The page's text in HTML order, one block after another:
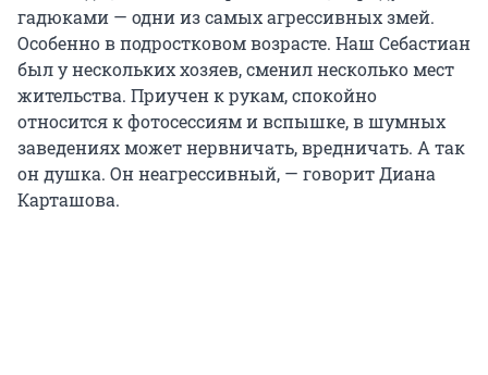
гадюками — одни из самых агрессивных змей.
Особенно в подростковом возрасте. Наш Себастиан
был у нескольких хозяев, сменил несколько мест
жительства. Приучен к рукам, спокойно
относится к фотосессиям и вспышке, в шумных
заведениях может нервничать, вредничать. А так
он душка. Он неагрессивный, — говорит Диана
Карташова.